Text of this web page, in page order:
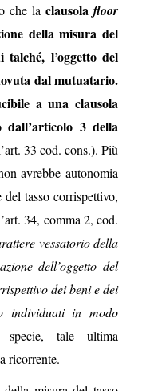
che la clausola floor
della misura del
l’oggetto del
dal mutuatario.
a una clausola
dall’articolo 3 della
33 cod. cons.). Più
avrebbe autonomia
tasso corrispettivo,
34, comma 2, cod.
vessatorio della
dell’oggetto del
dei beni e dei
individuati in modo
tale ultima
ricorrente.